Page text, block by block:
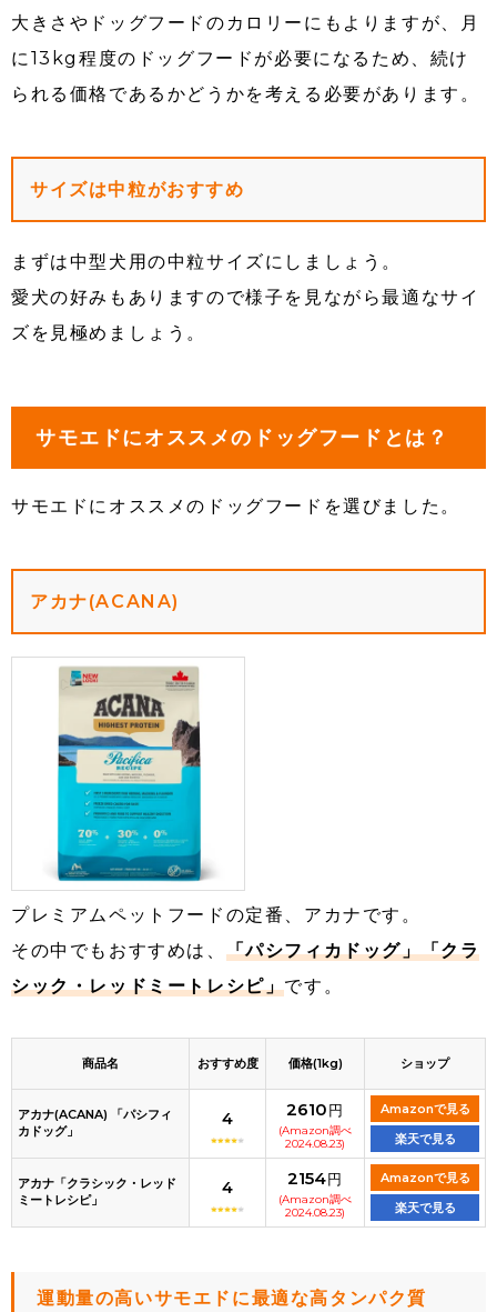
大きさやドッグフードのカロリーにもよりますが、月
に13kg程度のドッグフードが必要になるため、続け
られる価格であるかどうかを考える必要があります。
サイズは中粒がおすすめ
まずは中型犬用の中粒サイズにしましょう。
愛犬の好みもありますので様子を見ながら最適なサイ
ズを見極めましょう。
サモエドにオススメのドッグフードとは？
サモエドにオススメのドッグフードを選びました。
アカナ(ACANA)
プレミアムペットフードの定番、アカナです。
その中でもおすすめは、 「パシフィカドッグ」「クラ
シック・レッドミートレシピ」です。
商品名 おすすめ度 価格(1kg) ショップ
アカナ(ACANA) 「パシフィ
カドッグ」
4 2610円
(Amazon調べ
2024.08.23)
Amazonで見る
楽天で見る
アカナ「クラシック・レッド
ミートレシピ」
4 2154円
(Amazon調べ
2024.08.23)
Amazonで見る
楽天で見る
運動量の高いサモエドに最適な高タンパク質